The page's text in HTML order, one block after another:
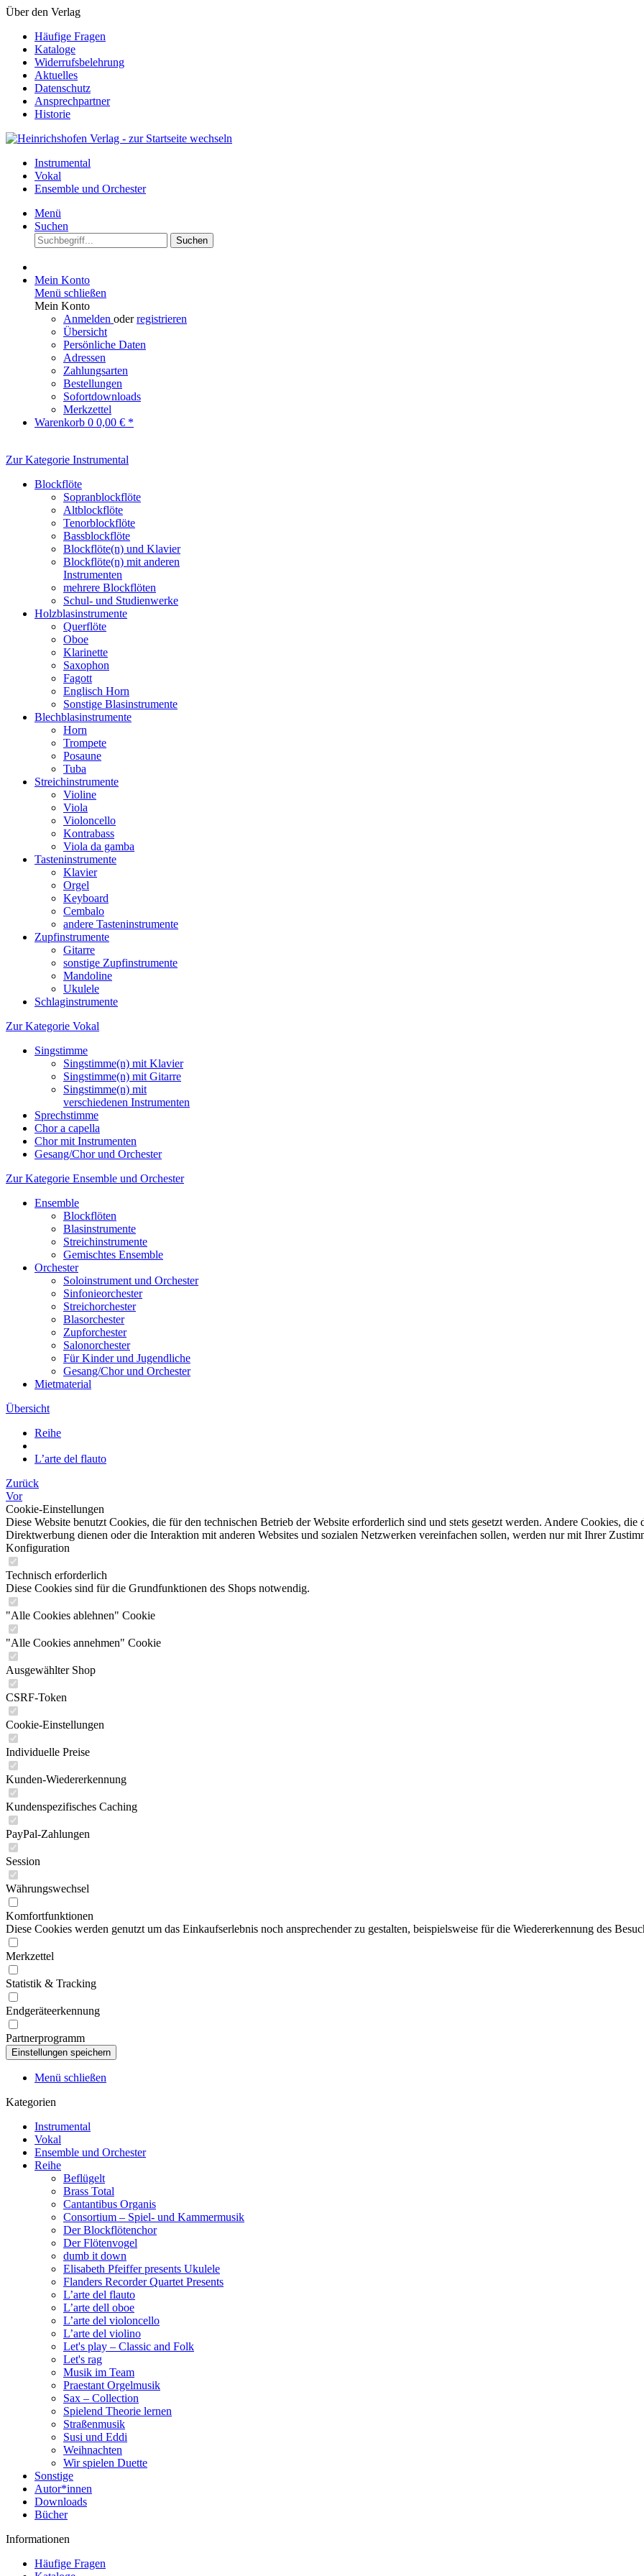
Über den Verlag
Häufige Fragen
Kataloge
Widerrufsbelehrung
Aktuelles
Datenschutz
Ansprechpartner
Historie
Instrumental
Vokal
Ensemble und Orchester
Menü
Suchen
Suchen
Mein Konto
Menü schließen
Mein Konto
Anmelden oderregistrieren
Übersicht
Persönliche Daten
Adressen
Zahlungsarten
Bestellungen
Sofortdownloads
Merkzettel
Warenkorb 0 0,00 € *
Zur Kategorie Instrumental
Blockflöte
Sopranblockflöte
Altblockflöte
Tenorblockflöte
Bassblockflöte
Blockflöte(n) und Klavier
Blockflöte(n) mit anderen
Instrumenten
mehrere Blockflöten
Schul- und Studienwerke
Holzblasinstrumente
Querflöte
Oboe
Klarinette
Saxophon
Fagott
Englisch Horn
Sonstige Blasinstrumente
Blechblasinstrumente
Horn
Trompete
Posaune
Tuba
Streichinstrumente
Violine
Viola
Violoncello
Kontrabass
Viola da gamba
Tasteninstrumente
Klavier
Orgel
Keyboard
Cembalo
andere Tasteninstrumente
Zupfinstrumente
Gitarre
sonstige Zupfinstrumente
Mandoline
Ukulele
Schlaginstrumente
Zur Kategorie Vokal
Singstimme
Singstimme(n) mit Klavier
Singstimme(n) mit Gitarre
Singstimme(n) mit
verschiedenen Instrumenten
Sprechstimme
Chor a capella
Chor mit Instrumenten
Gesang/Chor und Orchester
Zur Kategorie Ensemble und Orchester
Ensemble
Blockflöten
Blasinstrumente
Streichinstrumente
Gemischtes Ensemble
Orchester
Soloinstrument und Orchester
Sinfonieorchester
Streichorchester
Blasorchester
Zupforchester
Salonorchester
Für Kinder und Jugendliche
Gesang/Chor und Orchester
Mietmaterial
Übersicht
Reihe
L’arte del flauto
Zurück
Vor
Cookie-Einstellungen
Diese Website benutzt Cookies, die für den technischen Betrieb der Website erforderlich sind und stets gesetzt werden. Andere Cookies,
Direktwerbung dienen oder die Interaktion mit anderen Websites und sozialen Netzwerken vereinfachen sollen, werden nur mit Ihrer
Konfiguration
Technisch erforderlich
Diese Cookies sind für die Grundfunktionen des Shops notwendig.
"Alle Cookies ablehnen" Cookie
"Alle Cookies annehmen" Cookie
Ausgewählter Shop
CSRF-Token
Cookie-Einstellungen
Individuelle Preise
Kunden-Wiedererkennung
Kundenspezifisches Caching
PayPal-Zahlungen
Session
Währungswechsel
Komfortfunktionen
Diese Cookies werden genutzt um das Einkaufserlebnis noch ansprechender zu gestalten, beispielsweise für die Wiedererkennung des
Merkzettel
Statistik & Tracking
Endgeräteerkennung
Partnerprogramm
Menü schließen
Kategorien
Instrumental
Vokal
Ensemble und Orchester
Reihe
Beflügelt
Brass Total
Cantantibus Organis
Consortium – Spiel- und Kammermusik
Der Blockflötenchor
Der Flötenvogel
dumb it down
Elisabeth Pfeiffer presents Ukulele
Flanders Recorder Quartet Presents
L’arte del flauto
L’arte dell oboe
L’arte del violoncello
L’arte del violino
Let's play – Classic and Folk
Let's rag
Musik im Team
Praestant Orgelmusik
Sax – Collection
Spielend Theorie lernen
Straßenmusik
Susi und Eddi
Weihnachten
Wir spielen Duette
Sonstige
Autor*innen
Downloads
Bücher
Informationen
Häufige Fragen